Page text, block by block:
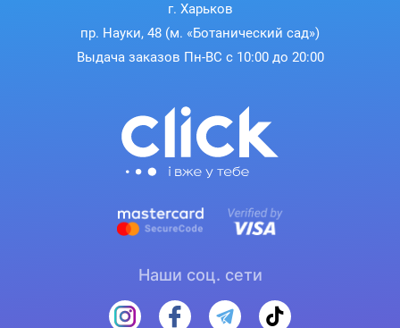
г. Харьков
пр. Науки, 48 (м. «Ботанический сад»)
Выдача заказов Пн-ВС с 10:00 до 20:00
Наши соц. сети